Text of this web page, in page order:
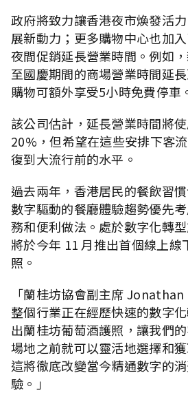
政府將致力讓香港夜市煥發活
展新動力；更多購物中心也加
夜間促銷延長營業時間。例如
至國慶期間的商場營業時間延
購物可額外享受5小時免費停車
該公司估計，延長營業時間將
20%，但希望在這些安排下客
復到大流行前的水平。
過去兩年，香港居民的餐飲習
數字驅動的餐廳體驗趨勢優先
務和便利做法。處於數字化轉
將於今年 11 月推出首個線上線
照。
「蘭桂坊協會副主席
整個行業正在經歷快速的數字
出蘭桂坊葡萄酒護照，讓我們
場地之前就可以靈活地選擇和
這將徹底改變當今精通數字的
驗。」